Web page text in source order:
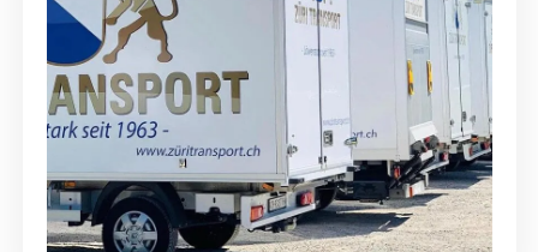
Möbellagerung - Alles sicher
aufbewahrt